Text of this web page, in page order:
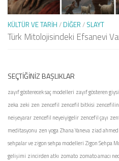
KÜLTÜR VE TARIH / DIĞER / SLAYT
Türk Mitolojisindeki Efsanevi
SEÇTIĞINIZ BAŞLIKLAR
zayıf gösterecek saç modelleri zayıf gösteren
zeka zeki zen zencefil zencefil bitkisi
neişeyarar zencefil neyeiyigelir zencefil çayı
meditasyonu zen yogaZhana Yaneva ziad ahmed
sehpalar ve zigon sehpa modelleri Zigon Sehpa
gelişimi zincirden atkı zomato zomato amacı